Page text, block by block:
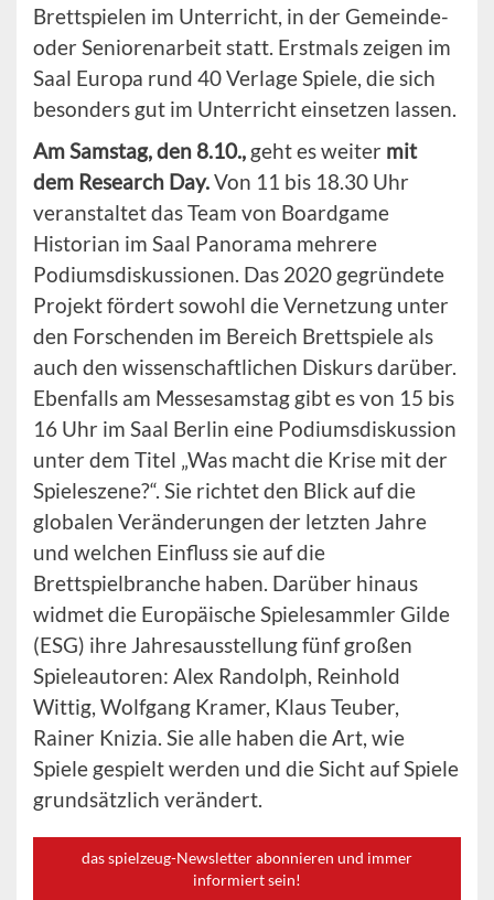
Brettspielen im Unterricht, in der Gemeinde-
oder Seniorenarbeit statt. Erstmals zeigen im
Saal Europa rund 40 Verlage Spiele, die sich
besonders gut im Unterricht einsetzen lassen.
Am Samstag, den 8.10., geht es weiter mit
dem Research Day.Von 11 bis 18.30 Uhr
veranstaltet das Team von Boardgame
Historian im Saal Panorama mehrere
Podiumsdiskussionen. Das 2020 gegründete
Projekt fördert sowohl die Vernetzung unter
den Forschenden im Bereich Brettspiele als
auch den wissenschaftlichen Diskurs darüber.
Ebenfalls am Messesamstag gibt es von 15 bis
16 Uhr im Saal Berlin eine Podiumsdiskussion
unter dem Titel „Was macht die Krise mit der
Spieleszene?“. Sie richtet den Blick auf die
globalen Veränderungen der letzten Jahre
und welchen Einfluss sie auf die
Brettspielbranche haben. Darüber hinaus
widmet die Europäische Spielesammler Gilde
(ESG) ihre Jahresausstellung fünf großen
Spieleautoren: Alex Randolph, Reinhold
Wittig, Wolfgang Kramer, Klaus Teuber,
Rainer Knizia. Sie alle haben die Art, wie
Spiele gespielt werden und die Sicht auf Spiele
grundsätzlich verändert.
das spielzeug-Newsletter abonnieren und immer
informiert sein!